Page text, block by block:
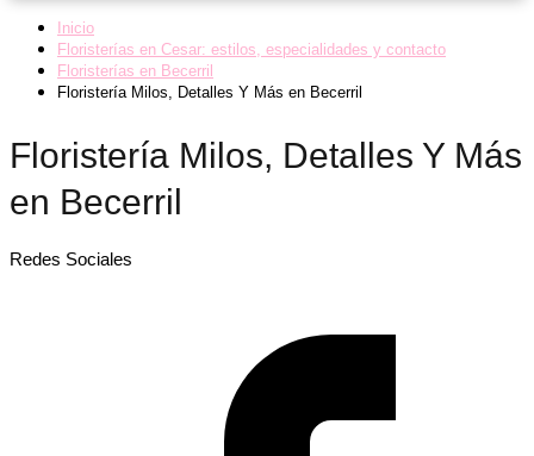
Inicio
Floristerías en Cesar: estilos, especialidades y contacto
Floristerías en Becerril
Floristería Milos, Detalles Y Más en Becerril
Floristería Milos, Detalles Y Más
en Becerril
Redes Sociales